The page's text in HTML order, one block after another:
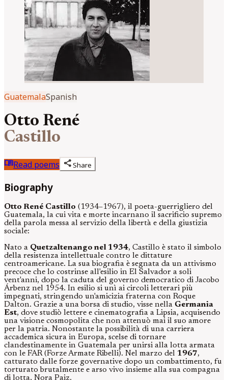
GuatemalaSpanish
Otto René
Castillo
menu_bookRead poems shareShare
Biography
Otto René Castillo (1934–1967), il poeta-guerrigliero del
Guatemala, la cui vita e morte incarnano il sacrificio supremo
della parola messa al servizio della libertà e della giustizia
sociale:
Nato a Quetzaltenango nel 1934, Castillo è stato il simbolo
della resistenza intellettuale contro le dittature
centroamericane. La sua biografia è segnata da un attivismo
precoce che lo costrinse all'esilio in El Salvador a soli
vent'anni, dopo la caduta del governo democratico di Jacobo
Árbenz nel 1954. In esilio si unì ai circoli letterari più
impegnati, stringendo un'amicizia fraterna con Roque
Dalton. Grazie a una borsa di studio, visse nella Germania
Est, dove studiò lettere e cinematografia a Lipsia, acquisendo
una visione cosmopolita che non attenuò mai il suo amore
per la patria. Nonostante la possibilità di una carriera
accademica sicura in Europa, scelse di tornare
clandestinamente in Guatemala per unirsi alla lotta armata
con le FAR (Forze Armate Ribelli). Nel marzo del 1967,
catturato dalle forze governative dopo un combattimento, fu
torturato brutalmente e arso vivo insieme alla sua compagna
di lotta, Nora Paiz.